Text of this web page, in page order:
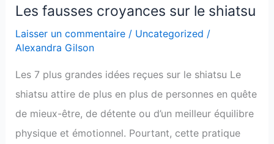
Les fausses croyances sur le shiatsu
Laisser un commentaire / Uncategorized /
Alexandra Gilson
Les 7 plus grandes idées reçues sur le shiatsu Le
shiatsu attire de plus en plus de personnes en quête
de mieux-être, de détente ou d’un meilleur équilibre
physique et émotionnel. Pourtant, cette pratique
Les
fausses
croyances
sur
le
shiatsu